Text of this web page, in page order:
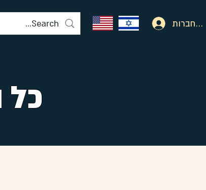
להתחברות
כל